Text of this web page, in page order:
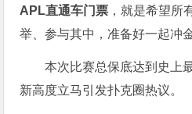
APL直通车门票 ，就是希望所
举、参与其中，准备好一起冲
本次比赛总保底达到史上
新高度立马引发扑克圈热议。